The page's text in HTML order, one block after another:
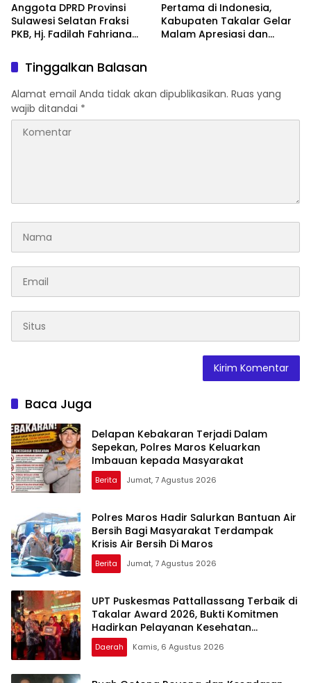
Anggota DPRD Provinsi
Sulawesi Selatan Fraksi
PKB, Hj. Fadilah Fahriana
Takalar Menyalakan
Lentera Pengabdian
Melalui Malam Apresiasi
dan Inovasi Award 2026
Pertama di Indonesia,
Kabupaten Takalar Gelar
Malam Apresiasi dan
Berprestasi
Tinggalkan Balasan
Alamat email Anda tidak akan dipublikasikan. Ruas yang
wajib ditandai *
Baca Juga
Delapan Kebakaran Terjadi Dalam
Sepekan, Polres Maros Keluarkan
Imbauan kepada Masyarakat
Berita Jumat, 7 Agustus 2026
Polres Maros Hadir Salurkan Bantuan Air
Bersih Bagi Masyarakat Terdampak
Krisis Air Bersih Di Maros
Berita Jumat, 7 Agustus 2026
UPT Puskesmas Pattallassang Terbaik di
Takalar Award 2026, Bukti Komitmen
Hadirkan Pelayanan Kesehatan
Berkualitas
Daerah Kamis, 6 Agustus 2026